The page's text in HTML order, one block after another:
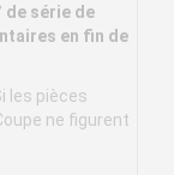
de série de
en fin de
les pièces
ne figurent